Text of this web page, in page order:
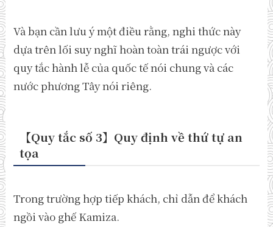
Và bạn cần lưu ý một điều rằng, nghi thức này
dựa trên lối suy nghĩ hoàn toàn trái ngược với
quy tắc hành lễ của quốc tế nói chung và các
nước phương Tây nói riêng.
【Quy tắc số 3】Quy định về thứ tự an
tọa
Trong trường hợp tiếp khách, chỉ dẫn để khách
ngồi vào ghế Kamiza.